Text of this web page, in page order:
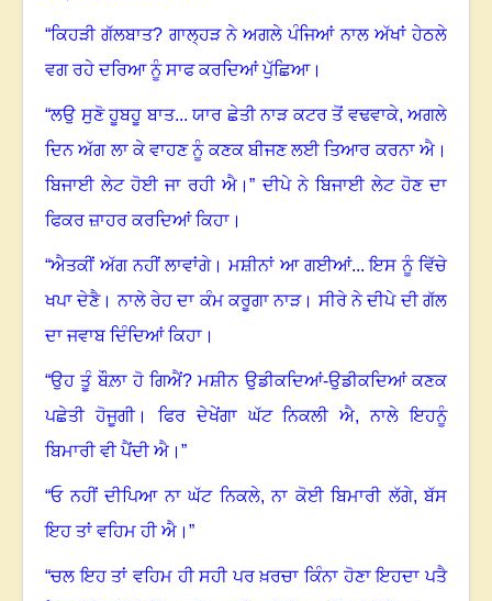
“ਕਿਹੜੀ ਗੱਲਬਾਤ? ਗਾਲ੍ਹੜ ਨੇ ਅਗਲੇ ਪੰਜਿਆਂ ਨਾਲ ਅੱਖਾਂ ਹੇਠਲੇ
ਵਗ ਰਹੇ ਦਰਿਆ ਨੂੰ ਸਾਫ ਕਰਦਿਆਂ ਪੁੱਛਿਆ।
“ਲਉ ਸੁਣੋ ਹੂਬਹੂ ਬਾਤ... ਯਾਰ ਛੇਤੀ ਨਾੜ ਕਟਰ ਤੋਂ ਵਢਵਾਕੇ, ਅਗਲੇ
ਦਿਨ ਅੱਗ ਲਾ ਕੇ ਵਾਹਣ ਨੂੰ ਕਣਕ ਬੀਜਣ ਲਈ ਤਿਆਰ ਕਰਨਾ ਐ ।
ਬਿਜਾਈ ਲੇਟ ਹੋਈ ਜਾ ਰਹੀ ਐ ।”ਦੀਪੇ ਨੇ ਬਿਜਾਈ ਲੇਟ ਹੋਣ ਦਾ
ਫਿਕਰ ਜ਼ਾਹਰ ਕਰਦਿਆਂ ਕਿਹਾ ।
“ਐਤਕੀਂ ਅੱਗ ਨਹੀਂ ਲਾਵਾਂਗੇ।ਮਸ਼ੀਨਾਂ ਆ ਗਈਆਂ... ਇਸ ਨੂੰ ਵਿੱਚੇ
ਖਪਾ ਦੇਣੈ। ਨਾਲੇ ਰੇਹ ਦਾ ਕੰਮ ਕਰੂਗਾ ਨਾੜ। ਸੀਰੇ ਨੇ ਦੀਪੇ ਦੀ ਗੱਲ
ਦਾ ਜਵਾਬ ਦਿੰਦਿਆਂ ਕਿਹਾ ।
“ਉਹ ਤੂੰ ਬੌਲ਼ਾ ਹੋ ਗਿਐਂ? ਮਸ਼ੀਨ ਉਡੀਕਦਿਆਂ-ਉਡੀਕਦਿਆਂ ਕਣਕ
ਪਛੇਤੀ ਹੋਜੂਗੀ। ਫਿਰ ਦੇਖੇਂਗਾ ਘੱਟ ਨਿਕਲੀ ਐ,ਨਾਲੇ ਇਹਨੂੰ
ਬਿਮਾਰੀ ਵੀ ਪੈਂਦੀ ਐ । ”
“ਓ ਨਹੀਂ ਦੀਪਿਆ ਨਾ ਘੱਟ ਨਿਕਲੇ,ਨਾ ਕੋਈ ਬਿਮਾਰੀ ਲੱਗੇ, ਬੱਸ
ਇਹ ਤਾਂ ਵਹਿਮ ਹੀ ਐ।”
“ਚਲ ਇਹ ਤਾਂ ਵਹਿਮ ਹੀ ਸਹੀ ਪਰ ਖ਼ਰਚਾ ਕਿੰਨਾ ਹੋਣਾ ਇਹਦਾ ਪਤੈ